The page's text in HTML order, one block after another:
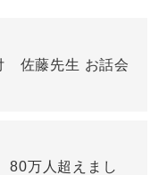
佐藤先生 お話会
万人超えまし